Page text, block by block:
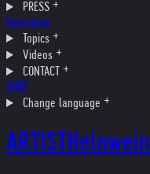
PRESS
Interviews
Topics
Videos
CONTACT
SHOP
Change language
ARTISTHelnwein